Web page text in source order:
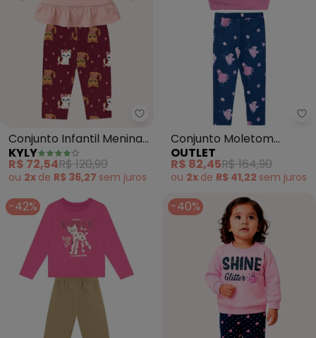
Kyly - Conjunto Infantil Menina
Conjunto Infantil Menina
Gatinho (Rosa)
KYLY
R$ 72,54R$ 120,90
ou 2x de R$ 36,27 sem juros
Conjunto Moletom
Babado Menina (Rosa )
OUTLET
R$ 82,45R$ 164,90
ou 2x de R$ 41,22 sem juros
-42% -40%